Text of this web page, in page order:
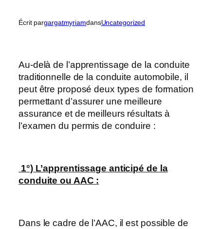
Écrit pargargatmyriamdansUncategorized
Au-delà de l’apprentissage de la conduite
traditionnelle de la conduite automobile, il
peut être proposé deux types de formation
permettant d’assurer une meilleure
assurance et de meilleurs résultats à
l’examen du permis de conduire :
1°) L’apprentissage anticipé de la
conduite ou AAC :
Dans le cadre de l’AAC, il est possible de